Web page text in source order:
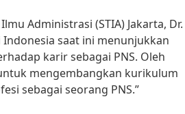
Administrasi (STIA) Jakarta, Dr.
saat ini menunjukkan
karir sebagai PNS. Oleh
mengembangkan kurikulum
sebagai seorang PNS.”